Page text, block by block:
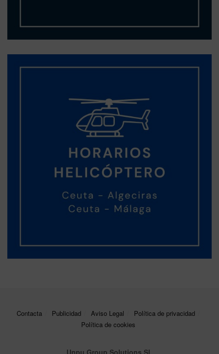
Contacta Publicidad Aviso Legal
Política de privacidad
Política de cookies